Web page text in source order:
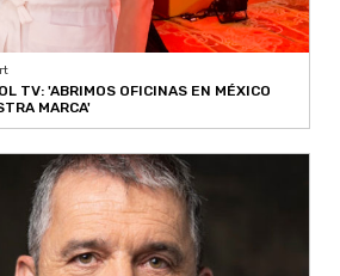
TV: 'ABRIMOS OFICINAS EN MÉXICO
MARCA'